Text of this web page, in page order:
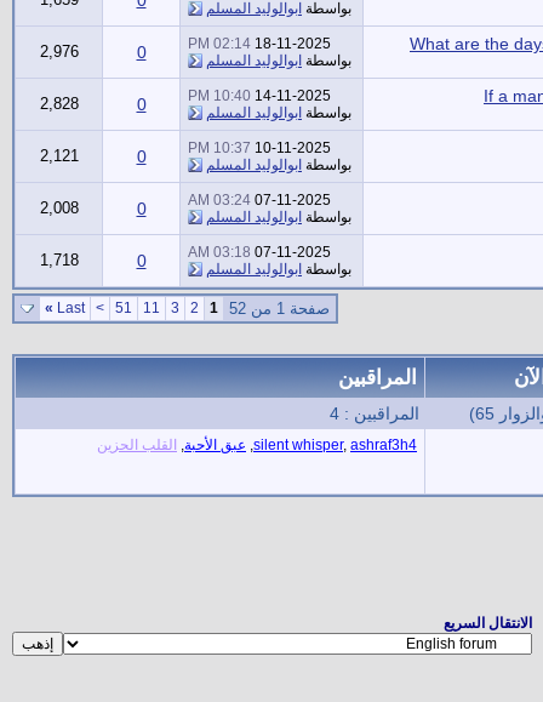
بواسطة ابوالوليد المسلم
What are the
18-11-2025
02:14 PM
بواسطة ابوالوليد المسلم 0
2,976
If a
14-11-2025
10:40 PM
بواسطة ابوالوليد المسلم 0
2,828
10-11-2025
10:37 PM
بواسطة ابوالوليد المسلم 0
2,121
07-11-2025
03:24 AM
بواسطة ابوالوليد المسلم 0
2,008
07-11-2025
03:18 AM
بواسطة ابوالوليد المسلم 0
1,718
صفحة 1 من 52 1
2
3
11
51
>
Last
»
المراقبين
المراقبين : 4
silent whisper, ashraf3h4 عبق الأحبة القلب الحزين
الانتقال السريع